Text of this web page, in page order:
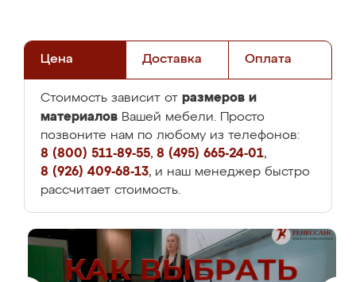
Цена Доставка Оплата
Стоимость зависит от размеров и
материалов Вашей мебели. Просто
позвоните нам по любому из телефонов:
8 (800) 511-89-55, 8 (495) 665-24-01,
8 (926) 409-68-13, и наш менеджер быстро
рассчитает стоимость.